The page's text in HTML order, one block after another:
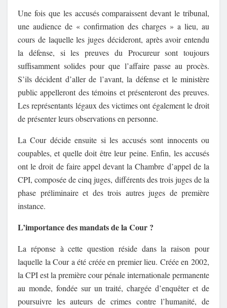
Une fois que les accusés comparaissent devant le tribunal,
une audience de « confirmation des charges » a lieu, au
cours de laquelle les juges décideront, après avoir entendu
la défense, si les preuves du Procureur sont toujours
suffisamment solides pour que l’affaire passe au procès.
S’ils décident d’aller de l’avant, la défense et le ministère
public appelleront des témoins et présenteront des preuves.
Les représentants légaux des victimes ont également le droit
de présenter leurs observations en personne.
La Cour décide ensuite si les accusés sont innocents ou
coupables, et quelle doit être leur peine. Enfin, les accusés
ont le droit de faire appel devant la Chambre d’appel de la
CPI, composée de cinq juges, différents des trois juges de la
phase préliminaire et des trois autres juges de première
instance.
L’importance des mandats de la Cour ?
La réponse à cette question réside dans la raison pour
laquelle la Cour a été créée en premier lieu. Créée en 2002,
la CPI est la première cour pénale internationale permanente
au monde, fondée sur un traité, chargée d’enquêter et de
poursuivre les auteurs de crimes contre l’humanité, de